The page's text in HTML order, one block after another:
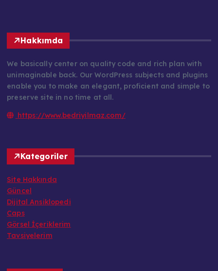
Hakkımda
We basically center on quality code and rich plan with
unimaginable back. Our WordPress subjects and plugins
enable you to make an elegant, proficient and simple to
preserve site in no time at all.
https://www.bedriyilmaz.com/
Kategoriler
Site Hakkında
Güncel
Dijital Ansiklopedi
Caps
Görsel İçeriklerim
Tavsiyelerim